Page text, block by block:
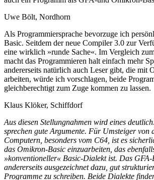
Uwe Bölt, Nordhorn
Als Programmiersprache bevorzuge ich
Basic. Seitdem der neue Compiler 3.0 zur
eine wirklich »runde Sache«. Im Vergleich
macht das Programmieren halt einfach mehr
andererseits natürlich auch Leser gibt, die mit
arbeiten, würde ich vorschlagen, beide
gleichberechtigt zum Zuge kommen zu lassen.
Klaus Klöker, Schiffdorf
Aus diesen Stellungnahmen wird eines
sprechen gute Argumente. Für Umsteiger von
Computern, besonders vom C64, ist es
das Omikron-Basic einzuarbeiten, das
»konventioneller« Basic-Dialekt ist. Das GFA-
andererseits ausgezeichnet dazu, gut
Programme zu schreiben. Beide Dialekte